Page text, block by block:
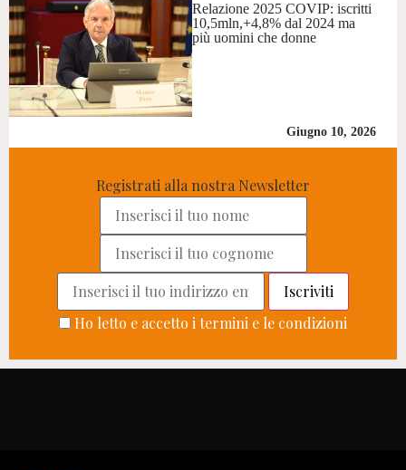
Relazione 2025 COVIP: iscritti
10,5mln,+4,8% dal 2024 ma
più uomini che donne
Giugno 10, 2026
Registrati alla nostra Newsletter
Ho letto e accetto i termini e le condizioni